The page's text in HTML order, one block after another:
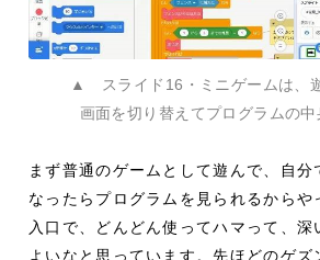
▲ スライド16・ミニゲームは、
画面を切り替えてプログラムの中
まず普通のゲームとして遊んで、自分
なったらプログラムを見られるからや
入口で、どんどん使ってハマって、深
よいなと思っています。先ほどのゲズ